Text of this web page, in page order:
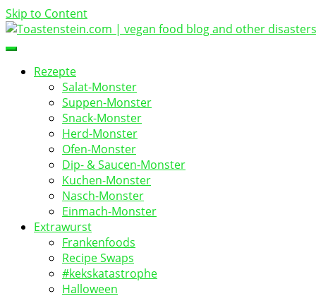
Skip to Content
Toastenstein.com
vegan food blog
Rezepte
Salat-Monster
Suppen-Monster
Snack-Monster
Herd-Monster
Ofen-Monster
Dip- & Saucen-Monster
Kuchen-Monster
Nasch-Monster
Einmach-Monster
Extrawurst
Frankenfoods
Recipe Swaps
#kekskatastrophe
Halloween